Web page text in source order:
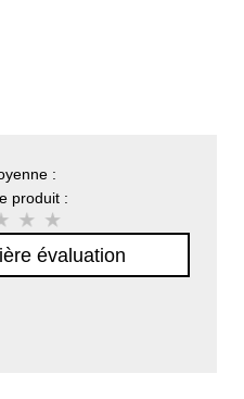
:
produit :
évaluation